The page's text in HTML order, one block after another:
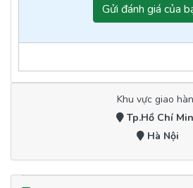
Gửi đánh giá của
Khu vực giao
Tp.Hồ Chí
Hà Nội